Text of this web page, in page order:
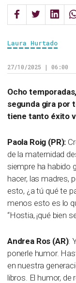
Laura Hurtado
27/10/2025 | 06:00
Ocho
segunda gira por
tiene tanto éxito
Paola Roig (PR):
de la maternidad
siempre ha habido
hacer, las madres,
esto, ¿a tú qué te
menos esto es lo
“Hostia, ¡qué bien
Andrea Ros (AR):
ponerle humor.
en nuestra
libros. El humor,